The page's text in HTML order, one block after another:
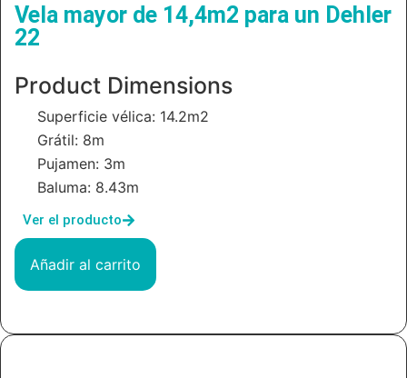
Vela mayor de 14,4m2 para un Dehler
22
Product Dimensions
Superficie vélica: 14.2m2
Grátil: 8m
Pujamen: 3m
Baluma: 8.43m
Ver el producto
Añadir al carrito